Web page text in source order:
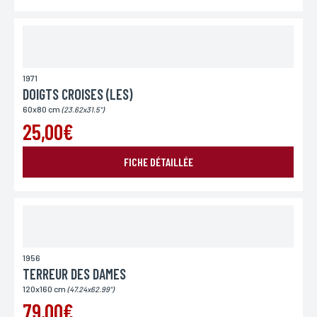
1971
DOIGTS CROISES (LES)
60x80 cm (23.62x31.5")
25,00€
FICHE DÉTAILLÉE
1956
TERREUR DES DAMES
120x160 cm (47.24x62.99")
79,00€